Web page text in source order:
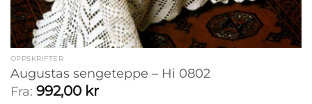
OPPSKRIFTER
Augustas sengeteppe – Hi 0802
Fra: 992,00 kr